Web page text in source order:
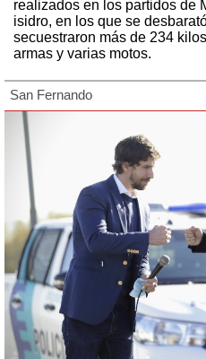
realizados en los partidos de
isidro, en los que se
secuestraron más de 234
armas y varias motos.
San Fernando